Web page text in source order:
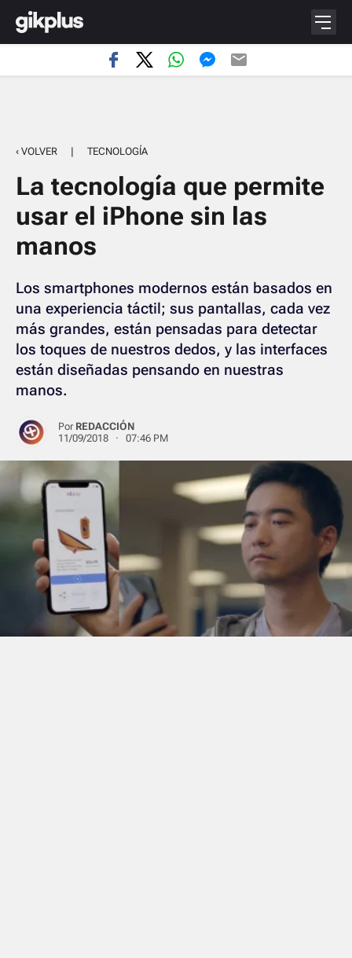
‹ VOLVER | TECNOLOGÍA
La tecnología que permite
usar el iPhone sin las
manos
Los smartphones modernos están basados en
una experiencia táctil; sus pantallas, cada vez
más grandes, están pensadas para detectar
los toques de nuestros dedos, y las interfaces
están diseñadas pensando en nuestras
manos.
Por REDACCIÓN
11/09/2018 · 07:46 PM